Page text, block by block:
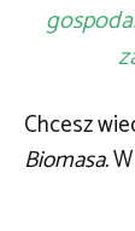
Chcesz
Biomasa.